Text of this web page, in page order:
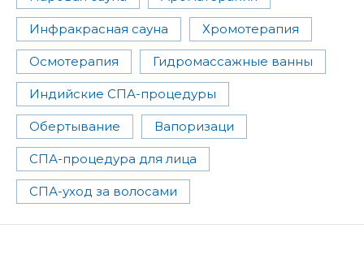
Инфракрасная сауна Хромотерапия
Осмотерапия Гидромассажные ванны
Индийские СПА-процедуры
Обертывание Вапоризаци
СПА-процедура для лица
СПА-уход за волосами